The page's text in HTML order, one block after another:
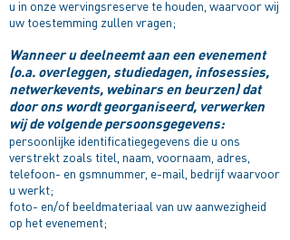
u in onze wervingsreserve te houden, waarvoor wij
uw toestemming zullen vragen;
Wanneer u deelneemt aan een evenement
(o.a. overleggen, studiedagen, infosessies,
netwerkevents, webinars en beurzen) dat
door ons wordt georganiseerd, verwerken
wij de volgende persoonsgegevens:
persoonlijke identificatiegegevens die u ons
verstrekt zoals titel, naam, voornaam, adres,
telefoon- en gsmnummer, e-mail, bedrijf waarvoor
u werkt;
foto- en/of beeldmateriaal van uw aanwezigheid
op het evenement;